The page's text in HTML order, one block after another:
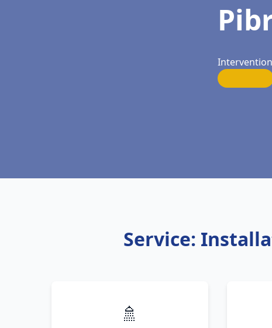
Service:
🚿